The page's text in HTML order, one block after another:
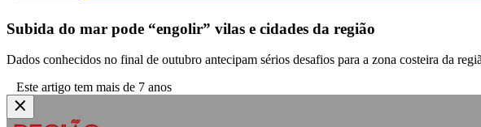
Subida do mar pode “engolir” vilas e cidades da região
Dados conhecidos no final de outubro antecipam sérios desafios para a zona costeira da
Este artigo tem mais de 7 anos